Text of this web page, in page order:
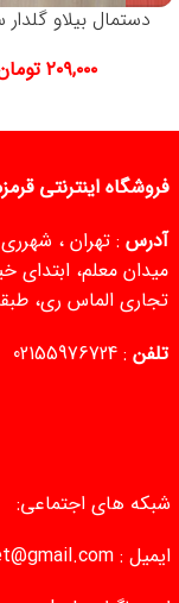
دستمال بیلاو
۲۰۹,۰۰۰
فروشگاه
آدرس : تهران ،
میدان معلم، ابتدای
تجاری الماس ری،
تلفن :
02155976724
شبکه های اجتماعی:
ایمیل :